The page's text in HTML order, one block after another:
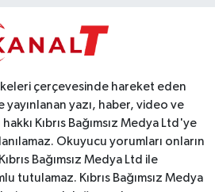
çerçevesinde hareket eden
yayınlanan yazı, haber, video ve
Kıbrıs Bağımsız Medya Ltd'ye
Okuyucu yorumları onların
Bağımsız Medya Ltd ile
tutulamaz. Kıbrıs Bağımsız Medya